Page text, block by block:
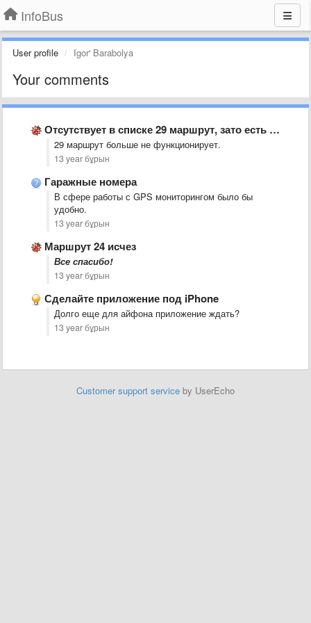
InfoBus
User profile Igor' Barabolya
Your comments
Отсутствует в списке 29 маршрут, зато есть два 28-го маршрута
​29 маршрут больше не функционирует.
13 year бұрын
Гаражные номера
В сфере работы с GPS мониторингом было бы
удобно.
13 year бұрын
Маршрут 24 исчез
​Все спасибо!
13 year бұрын
Сделайте приложение под iPhone
​Долго еще для айфона приложение ждать?
13 year бұрын
Customer support service by UserEcho